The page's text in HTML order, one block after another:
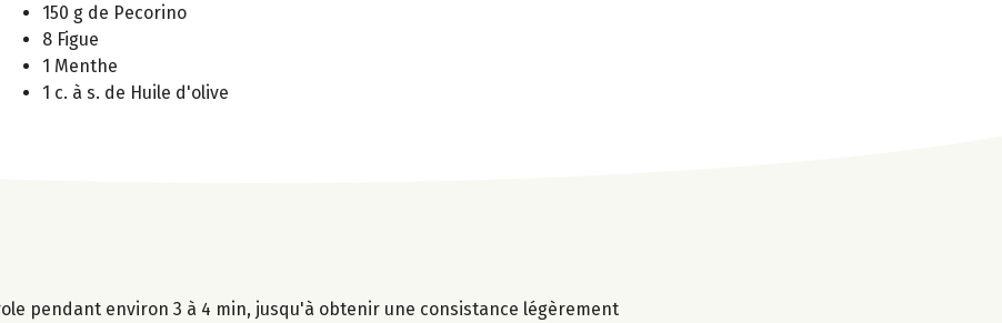
150 g de Pecorino
8 Figue
1 Menthe
1 c. à s. de Huile d'olive
pendant environ 3 à 4 min, jusqu'à obtenir une consistance légèrement